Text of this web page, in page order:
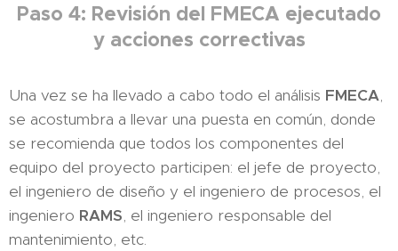
Paso 4: Revisión del FMECA ejecutado
y acciones correctivas
Una vez se ha llevado a cabo todo el análisis FMECA,
se acostumbra a llevar una puesta en común, donde
se recomienda que todos los componentes del
equipo del proyecto participen: el jefe de proyecto,
el ingeniero de diseño y el ingeniero de procesos, el
ingeniero RAMS, el ingeniero responsable del
mantenimiento, etc.